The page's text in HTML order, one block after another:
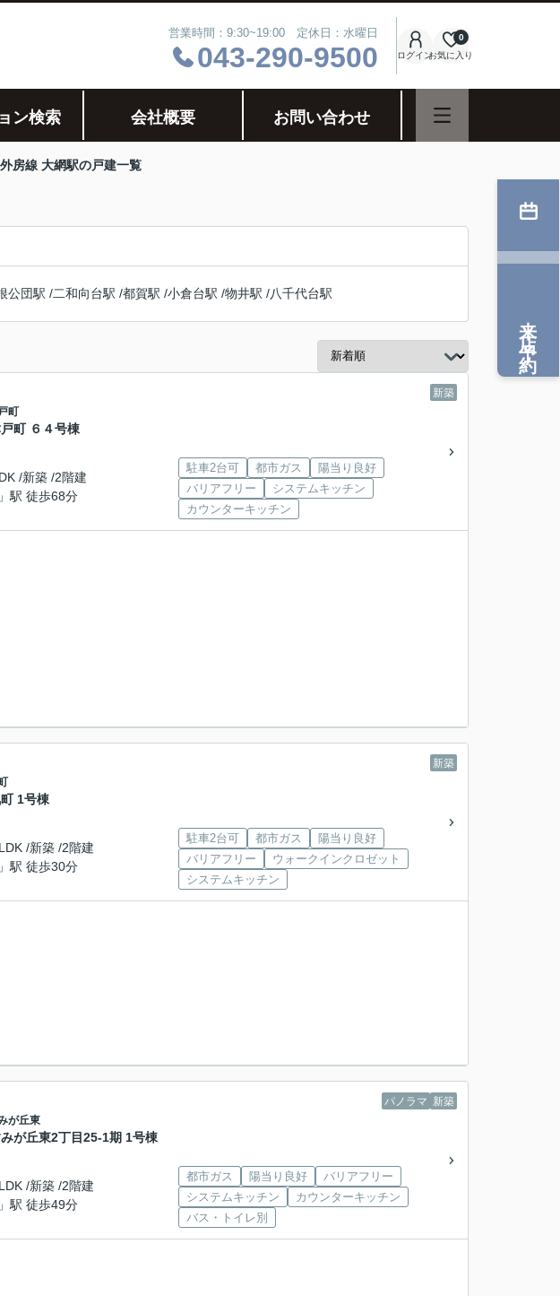
営業時間：9:30~19:00 定休日：水曜日
043-290-9500 ログインお気に入り
0
ン検索 会社概要 お問い合わせ
外房線 大網駅の戸建一覧
公団駅 /二和向台駅 /都賀駅 /小倉台駅 /物井駅 /八千代台駅
新築
町
町 ６４号棟
/新築 /2階建
」駅 徒歩68分
駐車2台可 都市ガス
陽当り良好
バリアフリー
システムキッチン
カウンターキッチン
新築
1号棟
/新築 /2階建
」駅 徒歩30分
駐車2台可 都市ガス
陽当り良好
バリアフリー
ウォークインクロゼット
システムキッチン
パノラマ 新築
が丘東
が丘東2丁目25-1期 1号棟
/新築 /2階建
」駅 徒歩49分
都市ガス 陽当り良好
バリアフリー
システムキッチン
カウンターキッチン
バス・トイレ別
来店予約